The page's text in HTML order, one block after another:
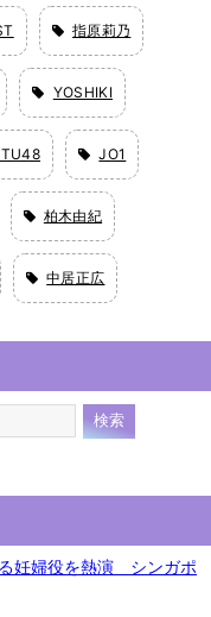
指原莉乃
YOSHIKI
JO1
柏木由紀
中居正広
妊婦役を熱演 シンガポ